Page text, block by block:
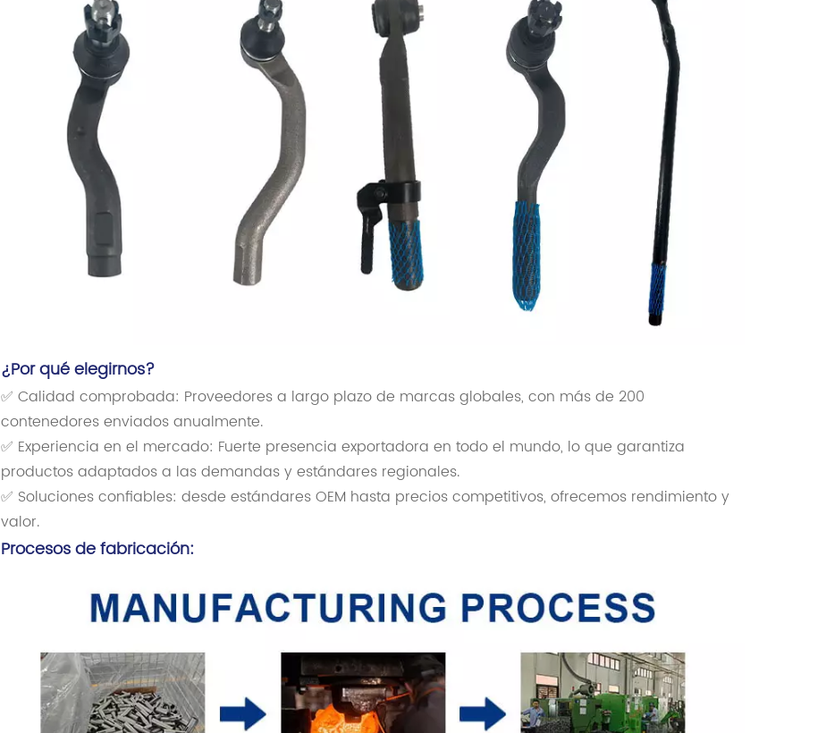
¿Por qué elegirnos?
✅ Calidad comprobada: Proveedores a largo plazo de marcas globales, con más de 200
contenedores enviados anualmente.
✅ Experiencia en el mercado: Fuerte presencia exportadora en todo el mundo, lo que garantiza
productos adaptados a las demandas y estándares regionales.
✅ Soluciones confiables: desde estándares OEM hasta precios competitivos, ofrecemos rendimiento y
valor.
Procesos de fabricación: